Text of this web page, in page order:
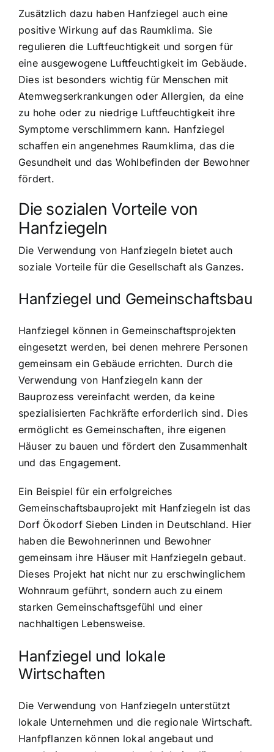
Zusätzlich dazu haben Hanfziegel auch eine
positive Wirkung auf das Raumklima. Sie
regulieren die Luftfeuchtigkeit und sorgen für
eine ausgewogene Luftfeuchtigkeit im Gebäude.
Dies ist besonders wichtig für Menschen mit
Atemwegserkrankungen oder Allergien, da eine
zu hohe oder zu niedrige Luftfeuchtigkeit ihre
Symptome verschlimmern kann. Hanfziegel
schaffen ein angenehmes Raumklima, das die
Gesundheit und das Wohlbefinden der Bewohner
fördert.
Die sozialen Vorteile von
Hanfziegeln
Die Verwendung von Hanfziegeln bietet auch
soziale Vorteile für die Gesellschaft als Ganzes.
Hanfziegel und Gemeinschaftsbau
Hanfziegel können in Gemeinschaftsprojekten
eingesetzt werden, bei denen mehrere Personen
gemeinsam ein Gebäude errichten. Durch die
Verwendung von Hanfziegeln kann der
Bauprozess vereinfacht werden, da keine
spezialisierten Fachkräfte erforderlich sind. Dies
ermöglicht es Gemeinschaften, ihre eigenen
Häuser zu bauen und fördert den Zusammenhalt
und das Engagement.
Ein Beispiel für ein erfolgreiches
Gemeinschaftsbauprojekt mit Hanfziegeln ist das
Dorf Ökodorf Sieben Linden in Deutschland. Hier
haben die Bewohnerinnen und Bewohner
gemeinsam ihre Häuser mit Hanfziegeln gebaut.
Dieses Projekt hat nicht nur zu erschwinglichem
Wohnraum geführt, sondern auch zu einem
starken Gemeinschaftsgefühl und einer
nachhaltigen Lebensweise.
Hanfziegel und lokale
Wirtschaften
Die Verwendung von Hanfziegeln unterstützt
lokale Unternehmen und die regionale Wirtschaft.
Hanfpflanzen können lokal angebaut und